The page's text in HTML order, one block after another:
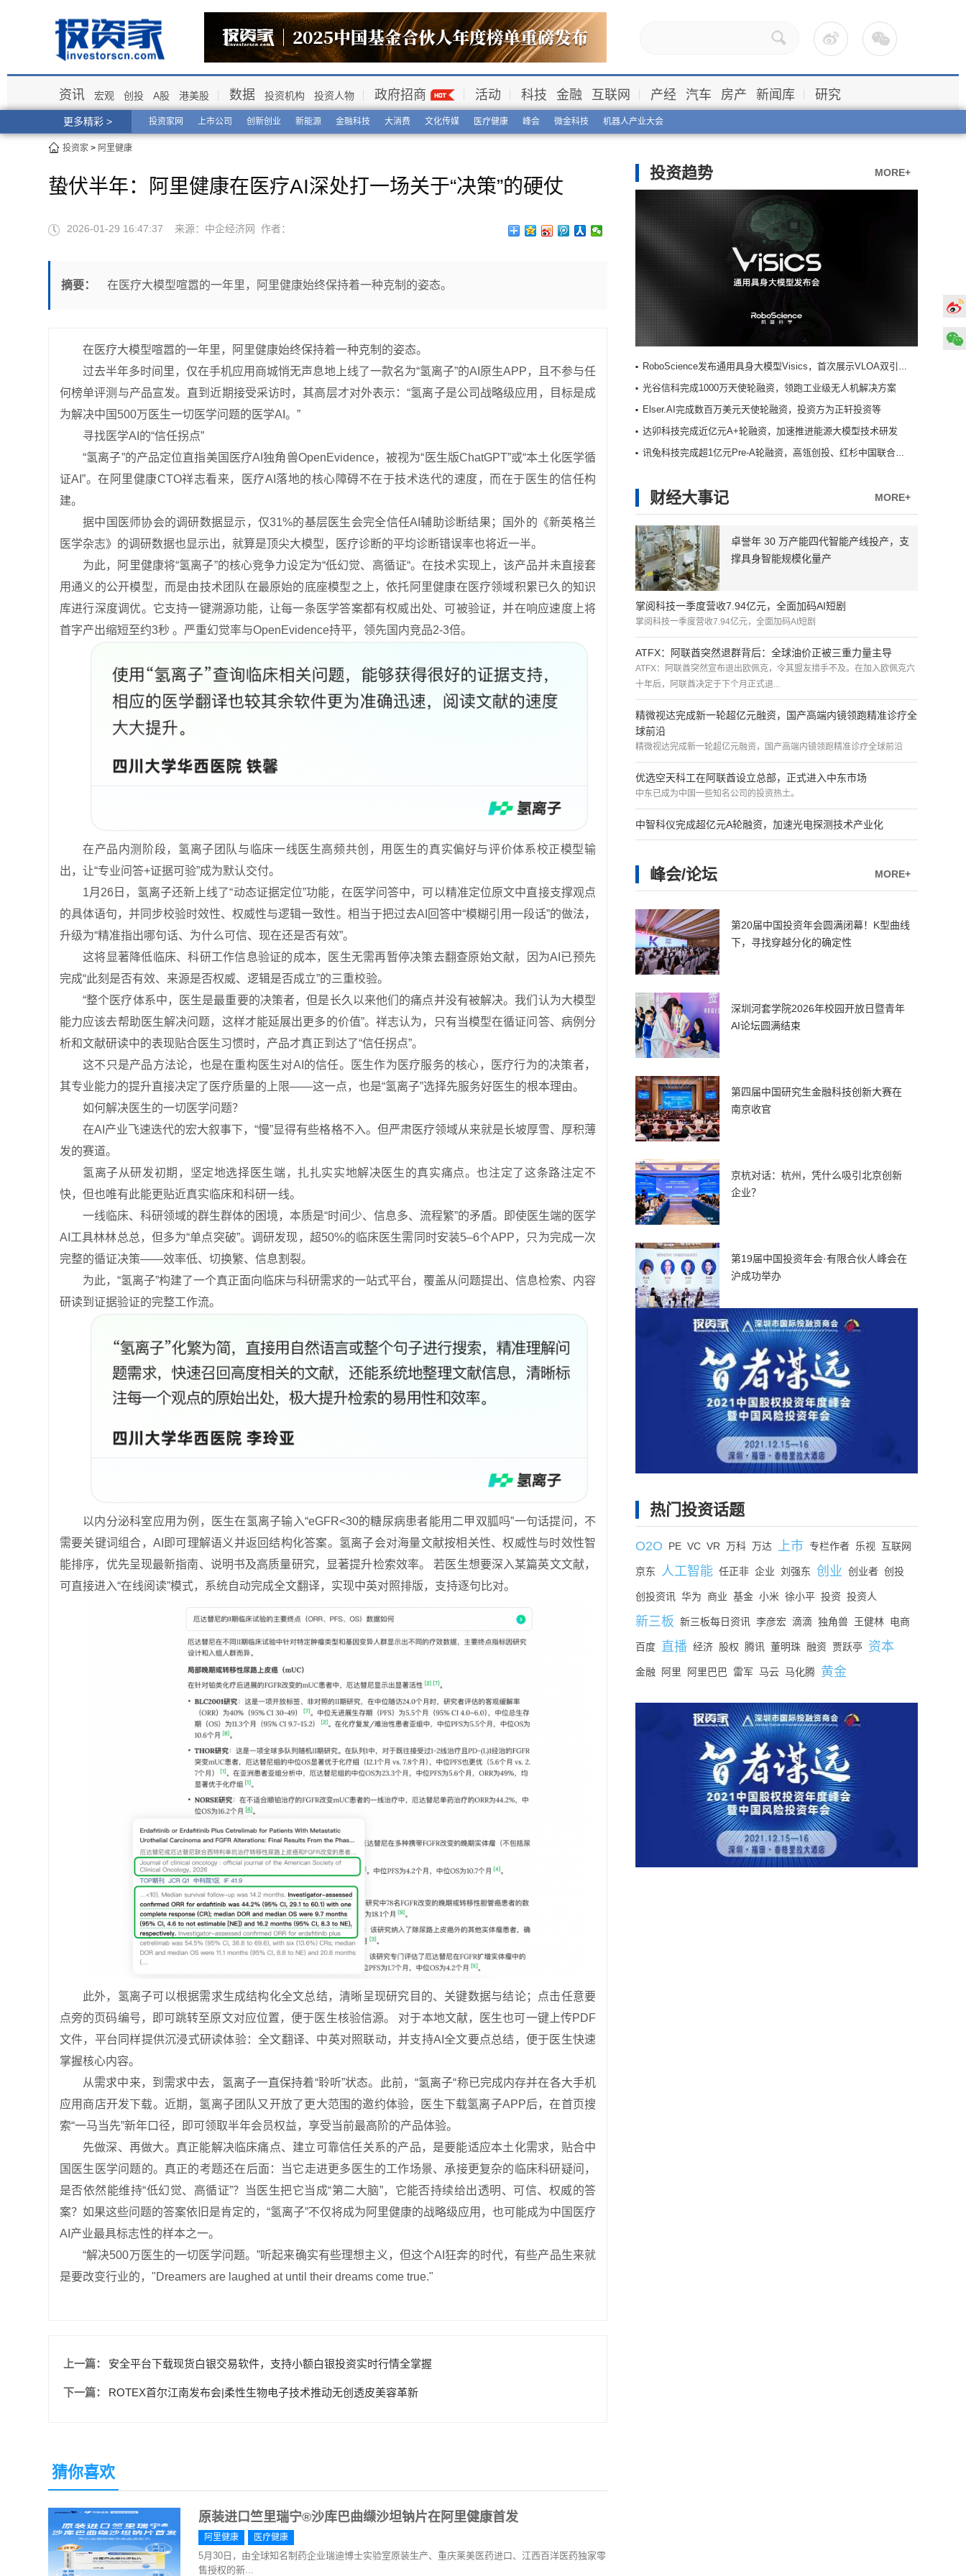
更多精彩 > 投资家网 上市公司 创新创业 新能源 金融科技 大消费 文化传媒 医疗健康 峰会 微金科技 机器人产业大会
资讯 宏观 创投 A股 港美股 数据 投资机构 投资人物 政府招商 活动 科技 金融 互联网 产经 汽车 房产 新闻库 研究
投资家 > 阿里健康
蛰伏半年：阿里健康在医疗AI深处打一场关于“决策”的硬仗
2026-01-29 16:47:37 来源：中企经济网 作者：
摘要： 在医疗大模型喧嚣的一年里，阿里健康始终保持着一种克制的姿态。
在医疗大模型喧嚣的一年里，阿里健康始终保持着一种克制的姿态。
过去半年多时间里，仅在手机应用商城悄无声息地上线了一款名为“氢离子”的AI原生APP，且不参与任
何榜单评测与产品宣发。直到近期接受采访时，其高层才对外表示：“氢离子是公司战略级应用，目标是成
为解决中国500万医生一切医学问题的医学AI。”
寻找医学AI的“信任拐点”
“氢离子”的产品定位直指美国医疗AI独角兽OpenEvidence，被视为“医生版ChatGPT”或“本土化医学循
证AI”。在阿里健康CTO祥志看来，医疗AI落地的核心障碍不在于技术迭代的速度，而在于医生的信任构
建。
据中国医师协会的调研数据显示，仅31%的基层医生会完全信任AI辅助诊断结果；国外的《新英格兰
医学杂志》的调研数据也显示出，就算是顶尖大模型，医疗诊断的平均诊断错误率也将近一半。
为此，阿里健康将“氢离子”的核心竞争力设定为“低幻觉、高循证“。在技术实现上，该产品并未直接套
用通义的公开模型，而是由技术团队在最原始的底座模型之上，依托阿里健康在医疗领域积累已久的知识
库进行深度调优。它支持一键溯源功能，让每一条医学答案都有权威出处、可被验证，并在响应速度上将
首字产出缩短至约3秒 。严重幻觉率与OpenEvidence持平，领先国内竞品2-3倍。
在产品内测阶段，氢离子团队与临床一线医生高频共创，用医生的真实偏好与评价体系校正模型输
出，让“专业问答+证据可验”成为默认交付。
1月26日，氢离子还新上线了“动态证据定位”功能，在医学问答中，可以精准定位原文中直接支撑观点
的具体语句，并同步校验时效性、权威性与逻辑一致性。相当于把过去AI回答中“模糊引用一段话”的做法，
升级为“精准指出哪句话、为什么可信、现在还是否有效”。
这将显著降低临床、科研工作信息验证的成本，医生无需再暂停决策去翻查原始文献，因为AI已预先
完成“此刻是否有效、来源是否权威、逻辑是否成立”的三重校验。
“整个医疗体系中，医生是最重要的决策者，但是长久以来他们的痛点并没有被解决。我们认为大模型
能力应该去帮助医生解决问题，这样才能延展出更多的价值”。祥志认为，只有当模型在循证问答、病例分
析和文献研读中的表现贴合医生习惯时，产品才真正到达了“信任拐点”。
这不只是产品方法论，也是在重构医生对AI的信任。医生作为医疗服务的核心，医疗行为的决策者，
其专业能力的提升直接决定了医疗质量的上限——这一点，也是“氢离子”选择先服务好医生的根本理由。
如何解决医生的一切医学问题？
在AI产业飞速迭代的宏大叙事下，“慢”显得有些格格不入。但严肃医疗领域从来就是长坡厚雪、厚积薄
发的赛道。
氢离子从研发初期，坚定地选择医生端，扎扎实实地解决医生的真实痛点。也注定了这条路注定不
快，但也唯有此能更贴近真实临床和科研一线。
一线临床、科研领域的群生群体的困境，本质是“时间少、信息多、流程繁”的矛盾。即使医生端的医学
AI工具林林总总，但多为“单点突破”。调研发现，超50%的临床医生需同时安装5–6个APP，只为完成一次
完整的循证决策——效率低、切换繁、信息割裂。
为此，“氢离子”构建了一个真正面向临床与科研需求的一站式平台，覆盖从问题提出、信息检索、内容
研读到证据验证的完整工作流。
以内分泌科室应用为例，医生在氢离子输入“eGFR<30的糖尿病患者能用二甲双胍吗”一句话提问，不
需要关键词组合，AI即可理解语义并返回结构化答案。氢离子会对海量文献按相关性、权威性与时效性智
能排序，优先呈现最新指南、说明书及高质量研究，显著提升检索效率。 若医生想要深入某篇英文文献，
可直接进入“在线阅读”模式，系统自动完成全文翻译，实现中英对照排版，支持逐句比对。
此外，氢离子可以根据需求生成结构化全文总结，清晰呈现研究目的、关键数据与结论；点击任意要
点旁的页码编号，即可跳转至原文对应位置，便于医生核验信源。 对于本地文献，医生也可一键上传PDF
文件，平台同样提供沉浸式研读体验：全文翻译、中英对照联动，并支持AI全文要点总结，便于医生快速
掌握核心内容。
从需求中来，到需求中去，氢离子一直保持着“聆听”状态。此前，“氢离子“称已完成内存并在各大手机
应用商店开发下载。近期，氢离子团队又开放了更大范围的邀约体验，医生下载氢离子APP后，在首页搜
索“一马当先”新年口径，即可领取半年会员权益，享受当前最高阶的产品体验。
先做深、再做大。真正能解决临床痛点、建立可靠信任关系的产品，是要能适应本土化需求，贴合中
国医生医学问题的。真正的考题还在后面：当它走进更多医生的工作场景、承接更复杂的临床科研疑问，
是否依然能维持“低幻觉、高循证”？当医生把它当成“第二大脑”，它能否持续给出透明、可信、权威的答
案？如果这些问题的答案依旧是肯定的，“氢离子”不仅将成为阿里健康的战略级应用，也可能成为中国医疗
AI产业最具标志性的样本之一。
“解决500万医生的一切医学问题。”听起来确实有些理想主义，但这个AI狂奔的时代，有些产品生来就
是要改变行业的，"Dreamers are laughed at until their dreams come true."
上一篇： 安全平台下载现货白银交易软件，支持小额白银投资实时行情全掌握
下一篇： ROTEX首尔江南发布会|柔性生物电子技术推动无创透皮美容革新
猜你喜欢
原装进口竺里瑞宁®沙库巴曲缬沙坦钠片在阿里健康首发
阿里健康 医疗健康
5月30日，由全球知名制药企业瑞迪博士实验室原装生产、重庆莱美医药进口、江西百洋医药独家零
售授权的新...
MORE+
投资趋势
RoboScience发布通用具身大模型Visics，首次展示VLOA双引擎架构
光谷信科完成1000万天使轮融资，领跑工业级无人机解决方案
Elser.AI完成数百万美元天使轮融资，投资方为正轩投资等
达卯科技完成近亿元A+轮融资，加速推进能源大模型技术研发
讯兔科技完成超1亿元Pre-A轮融资，高瓴创投、红杉中国联合领投
MORE+
财经大事记
卓誉年 30 万产能四代智能产线投产，支
撑具身智能规模化量产
掌阅科技一季度营收7.94亿元，全面加码AI短剧
掌阅科技一季度营收7.94亿元，全面加码AI短剧
ATFX：阿联酋突然退群背后：全球油价正被三重力量主导
ATFX：阿联酋突然宣布退出欧佩克，令其盟友措手不及。在加入欧佩克六
十年后，阿联酋决定于下个月正式退...
精微视达完成新一轮超亿元融资，国产高端内镜领跑精准诊疗全
球前沿
精微视达完成新一轮超亿元融资，国产高端内镜领跑精准诊疗全球前沿
优选空天科工在阿联酋设立总部，正式进入中东市场
中东已成为中国一些知名公司的投资热土。
中智科仪完成超亿元A轮融资，加速光电探测技术产业化
MORE+
峰会/论坛
第20届中国投资年会圆满闭幕！K型曲线
下，寻找穿越分化的确定性
深圳河套学院2026年校园开放日暨青年
AI论坛圆满结束
第四届中国研究生金融科技创新大赛在
南京收官
京杭对话：杭州，凭什么吸引北京创新
企业？
第19届中国投资年会·有限合伙人峰会在
沪成功举办
热门投资话题
O2O PE VC VR 万科 万达 上市 专栏作者 乐视 互联网
京东 人工智能 任正非 企业 刘强东 创业 创业者 创投
创投资讯 华为 商业 基金 小米 徐小平 投资 投资人
新三板 新三板每日资讯 李彦宏 滴滴 独角兽 王健林 电商
百度 直播 经济 股权 腾讯 董明珠 融资 贾跃亭 资本
金融 阿里 阿里巴巴 雷军 马云 马化腾 黄金